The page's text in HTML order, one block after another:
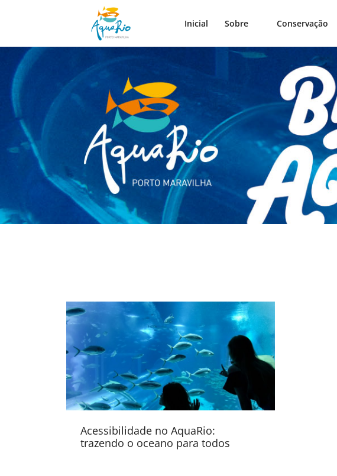
Inicial Sobre Conservação
Acessibilidade no AquaRio:
trazendo o oceano para todos